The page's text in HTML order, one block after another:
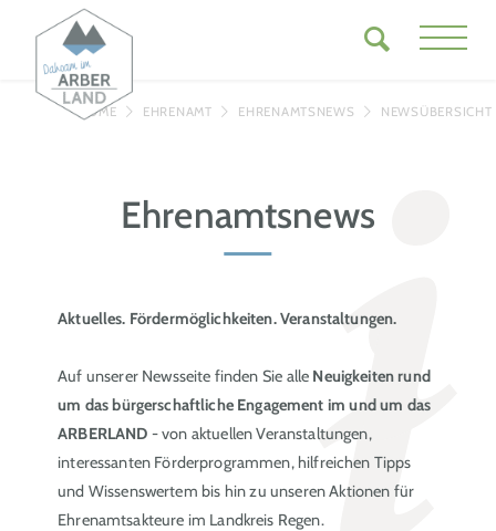
HOME EHRENAMT EHRENAMTSNEWS NEWSÜBERSICHT
Ehrenamtsnews
Aktuelles. Fördermöglichkeiten. Veranstaltungen.
Auf unserer Newsseite finden Sie alle Neuigkeiten rund
um das bürgerschaftliche Engagement im und um das
ARBERLAND - von aktuellen Veranstaltungen,
interessanten Förderprogrammen, hilfreichen Tipps
und Wissenswertem bis hin zu unseren Aktionen für
Ehrenamtsakteure im Landkreis Regen.